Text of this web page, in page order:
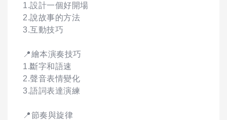
1.設計一個好開場
2.說故事的方法
3.互動技巧
📍繪本演奏技巧
1.斷字和語速
2.聲音表情變化
3.語詞表達演練
📍節奏與旋律